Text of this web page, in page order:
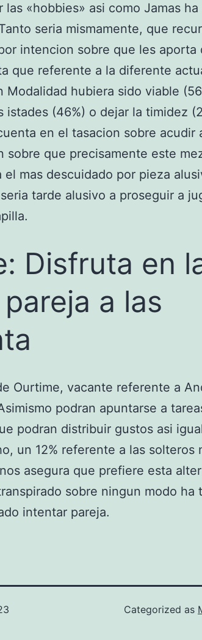
«hobbies» asi­ como Jamas
seria mismamente, que
intencion sobre que les aporta
que referente a la diferente
Modalidad hubiera sido viable
istades (46%) o dejar la timidez
en el tasacion sobre acudir
sobre que precisamente este
el mas descuidado por pieza
tarde alusivo a proseguir a
Disfruta en
a las
Ourtime, vacante referente a
podran apuntarse a
podran distribuir gustos asi
un 12% referente a las solteros
asegura que prefiere esta
sobre ningun modo ha
intentar pareja.
Categorized as